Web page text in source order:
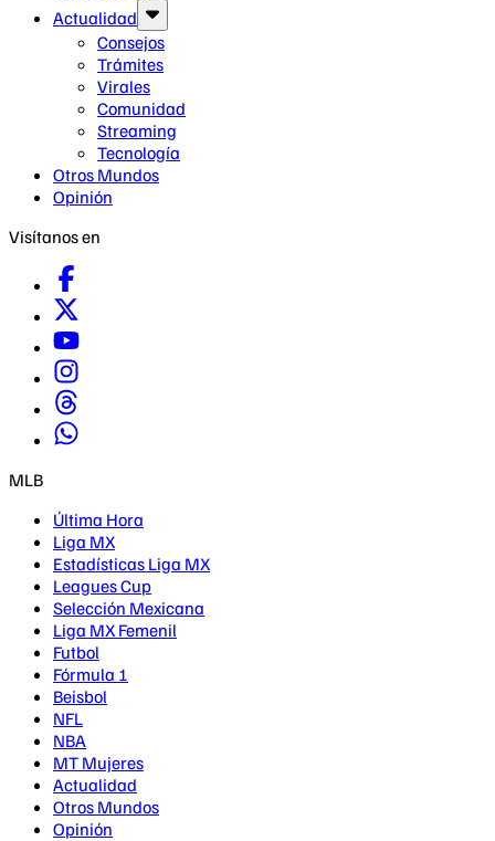
Actualidad
Consejos
Trámites
Virales
Comunidad
Streaming
Tecnología
Otros Mundos
Opinión
Visítanos en
MLB
Última Hora
Liga MX
Estadísticas Liga MX
Leagues Cup
Selección Mexicana
Liga MX Femenil
Futbol
Fórmula 1
Beisbol
NFL
NBA
MT Mujeres
Actualidad
Otros Mundos
Opinión